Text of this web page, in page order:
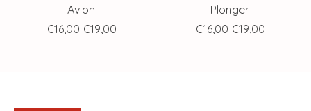
Avion
€16,00 €19,00
Plonger
€16,00 €19,00